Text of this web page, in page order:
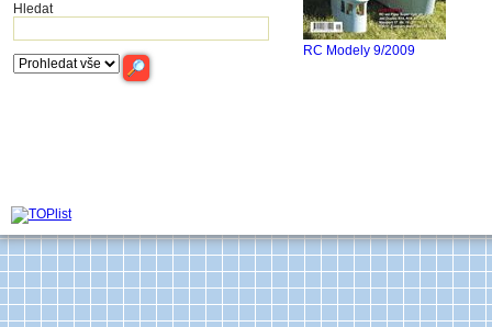
Hledat
RC Modely 9/2009